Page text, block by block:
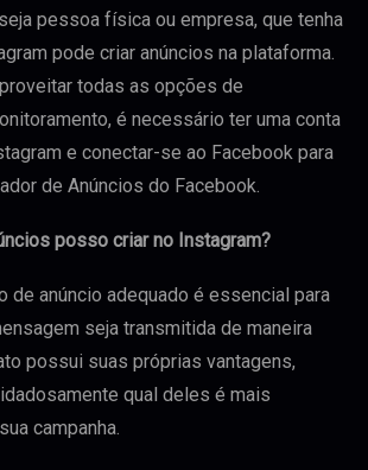
pessoa física ou empresa, que tenha
pode criar anúncios na plataforma.
todas as opções de
é necessário ter uma conta
e conectar-se ao Facebook para
de Anúncios do Facebook.
posso criar no Instagram?
de anúncio adequado é essencial para
seja transmitida de maneira
possui suas próprias vantagens,
qual deles é mais
campanha.